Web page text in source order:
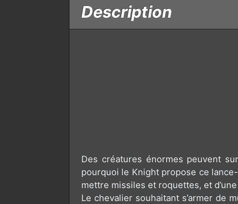
Description
Des créatures énormes peuvent
pourquoi le Knight propose ce
mettre missiles et roquettes, et
Le chevalier souhaitant s’armer de